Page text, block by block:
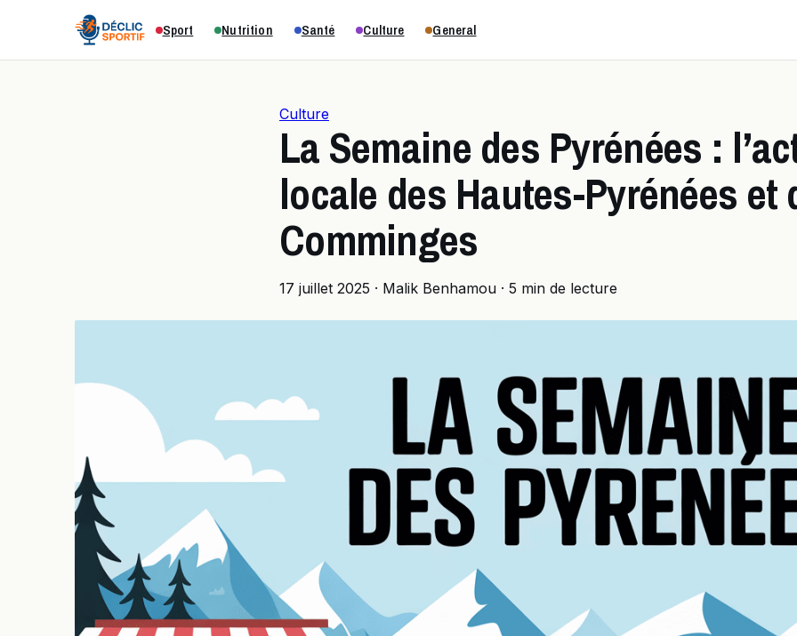
Sport Nutrition Santé Culture General
Culture
La Semaine des Pyrénées :
locale des Hautes-Pyrénées et
Comminges
17 juillet 2025 · Malik Benhamou · 5 min de lecture